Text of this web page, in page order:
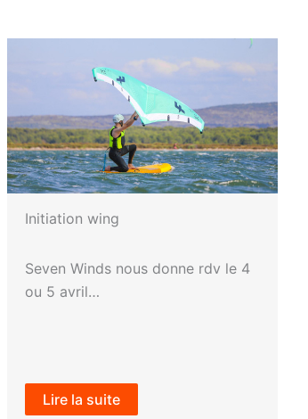
Initiation wing
Seven Winds nous donne rdv le 4
ou 5 avril…
Lire la suite